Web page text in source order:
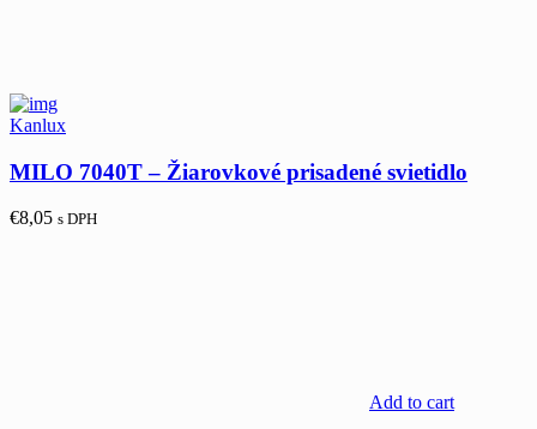
Kanlux
MILO 7040T – Žiarovkové prisadené svietidlo
€8,05 s DPH
Add to cart